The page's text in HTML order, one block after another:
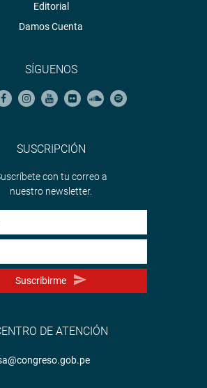
Editorial
Damos Cuenta
SÍGUENOS
SUSCRIPCIÓN
con tu correo a
nuestro newsletter.
Suscribirme
DE ATENCIÓN